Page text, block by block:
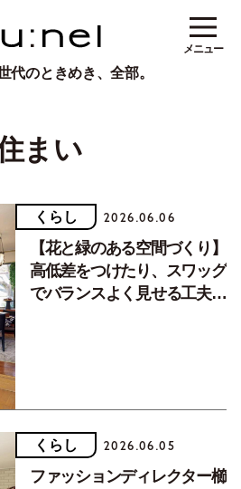
代のときめき、全部。
メニュー
まい
くらし 2026.06.06
【花と緑のある空間づくり】
高低差をつけたり、スワッグ
でバランスよく見せる工夫
くらし 2026.06.05
ファッションディレクター櫛